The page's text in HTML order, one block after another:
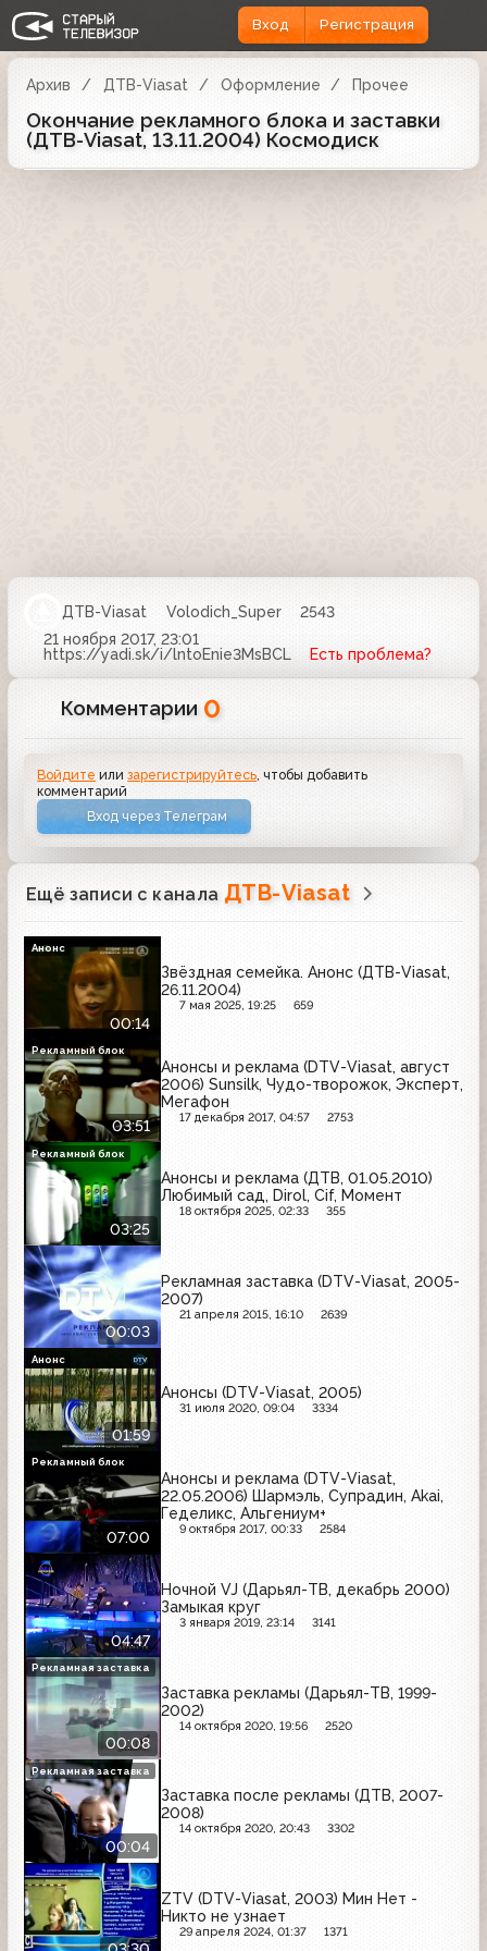
Вход Регистрация
Архив ДТВ-Viasat Оформление Прочее
Окончание рекламного блока и заставки
(ДТВ-Viasat, 13.11.2004) Космодиск
ДТВ-Viasat Volodich_Super
2543
21 ноября 2017, 23:01
https://yadi.sk/i/lntoEnie3MsBCL
Есть проблема?
Комментарии 0
Войдите илизарегистрируйтесь , чтобы добавить
комментарий
Вход через Телеграм
Ещё записи с канала ДТВ-Viasat
00:14
Звёздная семейка. Анонс (ДТВ-Viasat,
26.11.2004)
7 мая 2025, 19:25 659
Анонс
03:51
Анонсы и реклама (DTV-Viasat, август
2006) Sunsilk, Чудо-творожок, Эксперт,
Мегафон
17 декабря 2017, 04:57 2753
Рекламный блок
03:25
Анонсы и реклама (ДТВ, 01.05.2010)
Любимый сад, Dirol, Cif, Момент
18 октября 2025, 02:33 355
Рекламный блок
00:03
Рекламная заставка (DTV-Viasat, 2005-
2007)
21 апреля 2015, 16:10 2639
01:59
Анонсы (DTV-Viasat, 2005)
31 июля 2020, 09:04 3334
Анонс
07:00
Анонсы и реклама (DTV-Viasat,
22.05.2006) Шармэль, Супрадин, Akai,
Геделикс, Альгениум+
9 октября 2017, 00:33 2584
Рекламный блок
04:47
Ночной VJ (Дарьял-ТВ, декабрь 2000)
Замыкая круг
3 января 2019, 23:14 3141
00:08
Заставка рекламы (Дарьял-ТВ, 1999-
2002)
14 октября 2020, 19:56 2520
Рекламная заставка
00:04
Заставка после рекламы (ДТВ, 2007-
2008)
14 октября 2020, 20:43 3302
Рекламная заставка
ZTV (DTV-Viasat, 2003) Мин Нет -
Никто не узнает
29 апреля 2024, 01:37 1371